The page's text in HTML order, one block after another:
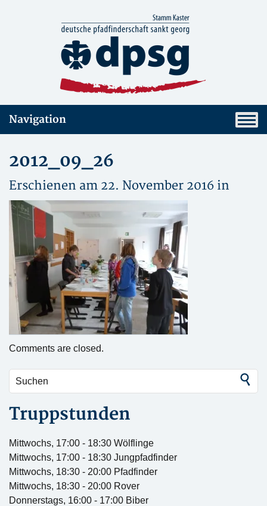
Navigation
2012_09_26
Erschienen am 22. November 2016 in
Comments are closed.
Truppstunden
Mittwochs, 17:00 - 18:30 Wölflinge
Mittwochs, 17:00 - 18:30 Jungpfadfinder
Mittwochs, 18:30 - 20:00 Pfadfinder
Mittwochs, 18:30 - 20:00 Rover
Donnerstags, 16:00 - 17:00 Biber